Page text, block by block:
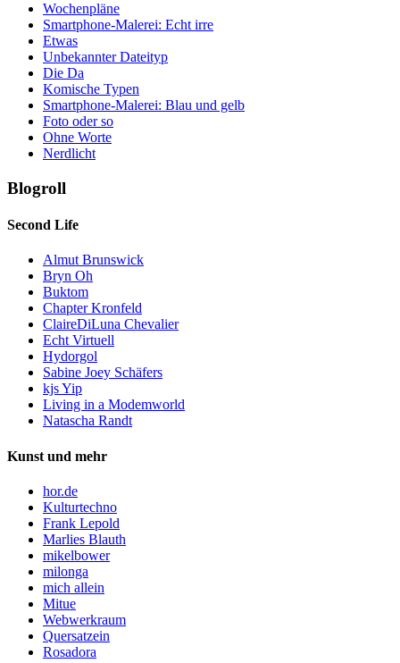
Wochenpläne
Smartphone-Malerei: Echt irre
Etwas
Unbekannter Dateityp
Die Da
Komische Typen
Smartphone-Malerei: Blau und gelb
Foto oder so
Ohne Worte
Nerdlicht
Blogroll
Second Life
Almut Brunswick
Bryn Oh
Buktom
Chapter Kronfeld
ClaireDiLuna Chevalier
Echt Virtuell
Hydorgol
Sabine Joey Schäfers
kjs Yip
Living in a Modemworld
Natascha Randt
Kunst und mehr
hor.de
Kulturtechno
Frank Lepold
Marlies Blauth
mikelbower
milonga
mich allein
Mitue
Webwerkraum
Quersatzein
Rosadora